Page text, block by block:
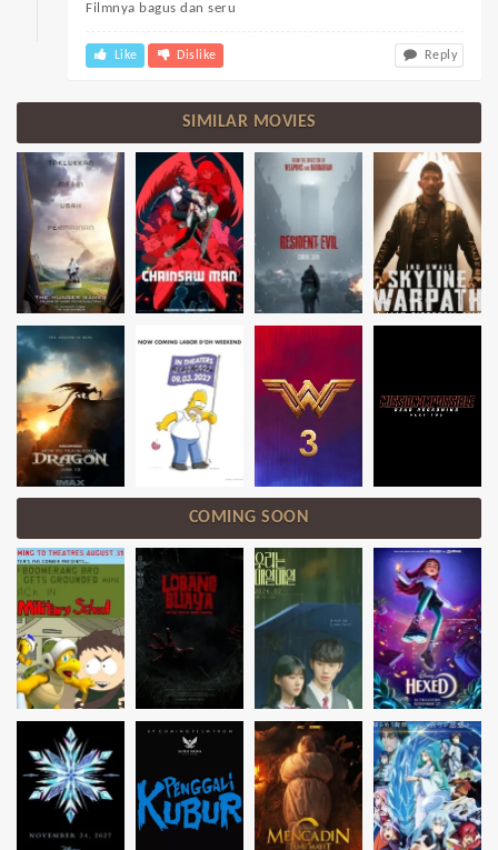
Filmnya bagus dan seru
Like Dislike Reply
SIMILAR MOVIES
COMING SOON